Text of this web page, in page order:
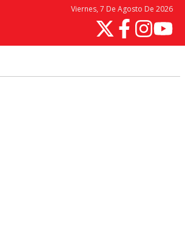
Viernes, 7 De Agosto De 2026